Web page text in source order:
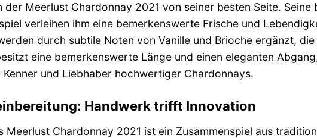
der Meerlust Chardonnay 2021 von seiner besten Seite.
verleihen ihm eine bemerkenswerte Frische und
durch subtile Noten von Vanille und Brioche ergänzt,
eine bemerkenswerte Länge und einen eleganten
Kenner und Liebhaber hochwertiger Chardonnays.
Handwerk trifft Innovation
Meerlust Chardonnay 2021 ist ein Zusammenspiel aus